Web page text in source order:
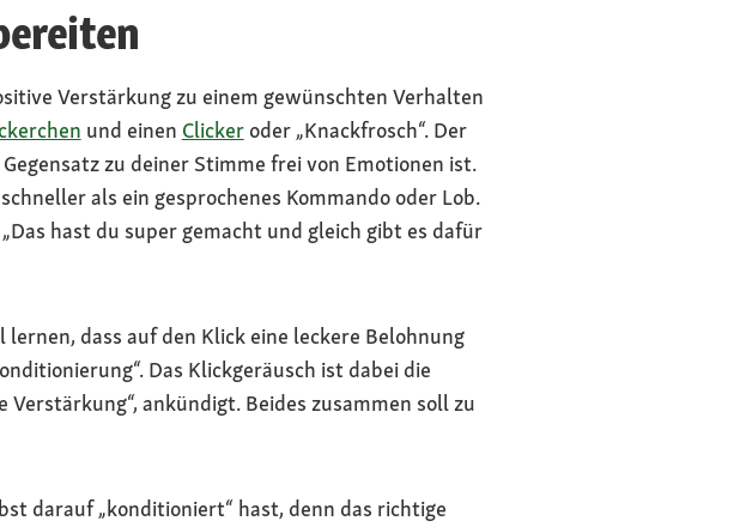
Verstärkung zu einem gewünschten Verhalten
und einen Clickeroder „Knackfrosch“. Der
zu deiner Stimme frei von Emotionen ist.
als ein gesprochenes Kommando oder Lob.
hast du super gemacht und gleich gibt es dafür
dass auf den Klick eine leckere Belohnung
Das Klickgeräusch ist dabei die
ankündigt. Beides zusammen soll zu
darauf „konditioniert“ hast, denn das richtige